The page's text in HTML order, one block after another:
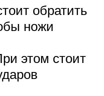
обратить
ножи
этом стоит